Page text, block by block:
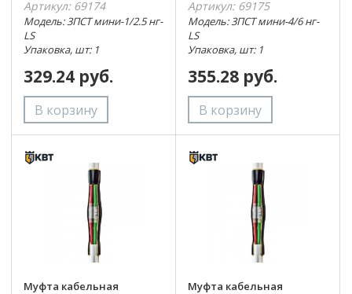
Артикул: 69174
Модель: 3ПСТ мини-1/2.5 нг-
LS
Упаковка, шт: 1
329.24 руб.
Артикул: 69175
Модель: 3ПСТ мини-4/6 нг-
LS
Упаковка, шт: 1
355.28 руб.
Муфта кабельная
Муфта кабельная